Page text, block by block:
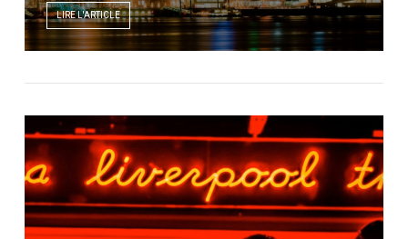
LIRE L'ARTICLE
LIRE L'ARTICLE